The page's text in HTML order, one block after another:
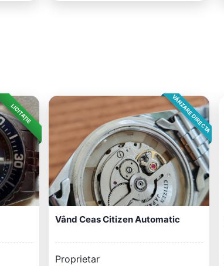
LICITAȚIE VÂNZARE DIRECTA
Vând Ceas Citizen Automatic
Proprietar